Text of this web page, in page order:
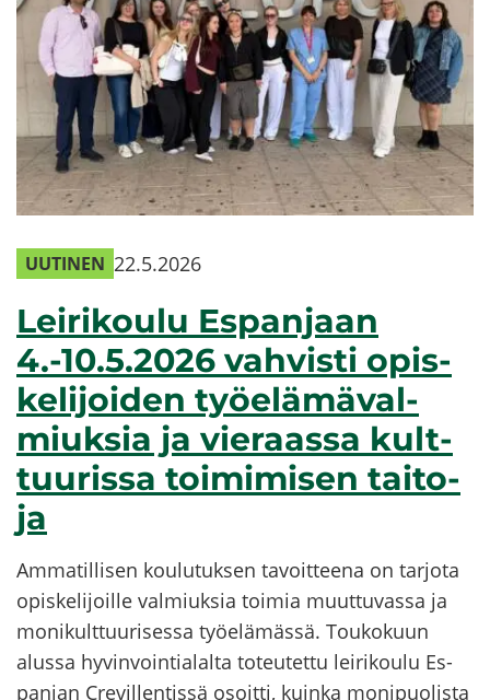
UU­TI­NEN 22.5.2026
Lei­ri­kou­lu Es­pan­jaan
4.-10.5.2026 vah­vis­ti opis­
ke­li­joi­den työ­elä­mä­val­
miuk­sia ja vie­raas­sa kult­
tuu­ris­sa toi­mi­mi­sen tai­to­
ja
Am­ma­til­li­sen kou­lu­tuk­sen ta­voit­tee­na on tar­jo­ta
opis­ke­li­joil­le val­miuk­sia toi­mia muut­tu­vas­sa ja
mo­ni­kult­tuu­ri­ses­sa työ­elä­mäs­sä. Tou­ko­kuun
alus­sa hy­vin­voin­tia­lal­ta to­teu­tet­tu lei­ri­kou­lu Es­
pan­jan Cre­vil­len­tis­sä osoit­ti, kuin­ka mo­ni­puo­lis­ta